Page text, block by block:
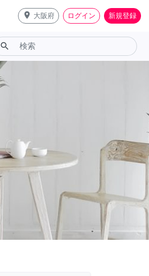
place 大阪府 ログイン 新規登録
search